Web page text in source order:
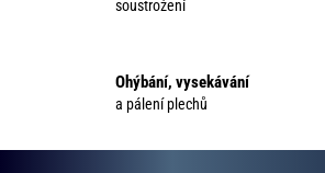
p
u
soustrožení
Ohýbání, vysekávání
a pálení plechů